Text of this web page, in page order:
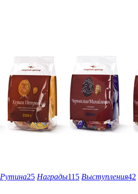
Рутина25 Награды115 Выступления42